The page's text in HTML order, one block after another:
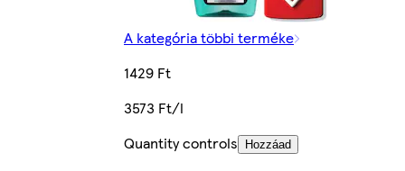
A kategória többi terméke
1429 Ft
3573 Ft/l
Quantity controls
Hozzáad